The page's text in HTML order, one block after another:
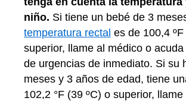
niño. Si tiene un bebé de 3
temperatura rectal es de 100,4
superior, llame al médico o
de urgencias de inmediato. Si su
meses y 3 años de edad, tiene
102,2 °F (39 ºC) o superior,